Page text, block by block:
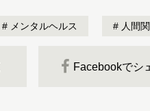
メンタルヘルス 人間
Facebookでシ